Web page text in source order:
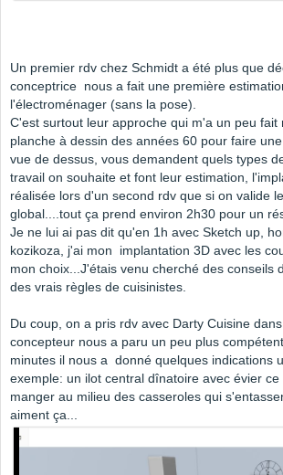
Un premier rdv chez Schmidt a été plus que
conceptrice nous a fait une première
l'électroménager (sans la pose).
C'est surtout leur approche qui m'a un peu fait
planche à dessin des années 60 pour faire
vue de dessus, vous demandent quels types
travail on souhaite et font leur estimation,
réalisée lors d'un second rdv que si on valide
global....tout ça prend environ 2h30 pour un
Je ne lui ai pas dit qu'en 1h avec Sketch up,
kozikoza, j'ai mon implantation 3D avec les
mon choix...J'étais venu cherché des conseils
des vrais règles de cuisinistes.
Du coup, on a pris rdv avec Darty Cuisine
concepteur nous a paru un peu plus
minutes il nous a donné quelques indications
exemple: un ilot central dînatoire avec évier
manger au milieu des casseroles qui
aiment ça...